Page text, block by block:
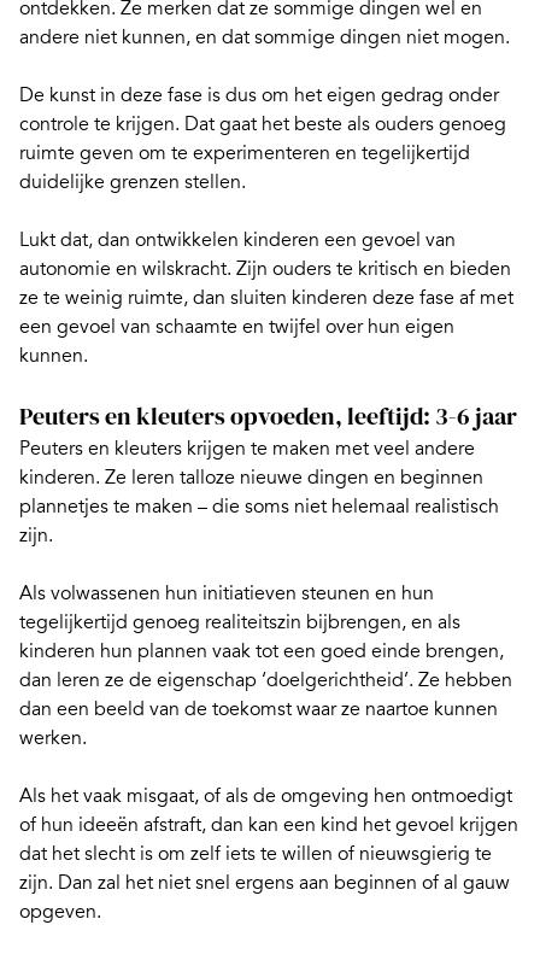
ontdekken. Ze merken dat ze sommige dingen wel en
andere niet kunnen, en dat sommige dingen niet mogen.
De kunst in deze fase is dus om het eigen gedrag onder
controle te krijgen. Dat gaat het beste als ouders genoeg
ruimte geven om te experimenteren en tegelijkertijd
duidelijke grenzen stellen.
Lukt dat, dan ontwikkelen kinderen een gevoel van
autonomie en wilskracht. Zijn ouders te kritisch en bieden
ze te weinig ruimte, dan sluiten kinderen deze fase af met
een gevoel van schaamte en twijfel over hun eigen
kunnen.
Peuters en kleuters opvoeden, leeftijd: 3-6 jaar
Peuters en kleuters krijgen te maken met veel andere
kinderen. Ze leren talloze nieuwe dingen en beginnen
plannetjes te maken – die soms niet helemaal realistisch
zijn.
Als volwassenen hun initiatieven steunen en hun
tegelijkertijd genoeg realiteitszin bijbrengen, en als
kinderen hun plannen vaak tot een goed einde brengen,
dan leren ze de eigenschap ‘doelgerichtheid’. Ze hebben
dan een beeld van de toekomst waar ze naartoe kunnen
werken.
Als het vaak misgaat, of als de omgeving hen ontmoedigt
of hun ideeën afstraft, dan kan een kind het gevoel krijgen
dat het slecht is om zelf iets te willen of nieuwsgierig te
zijn. Dan zal het niet snel ergens aan beginnen of al gauw
opgeven.